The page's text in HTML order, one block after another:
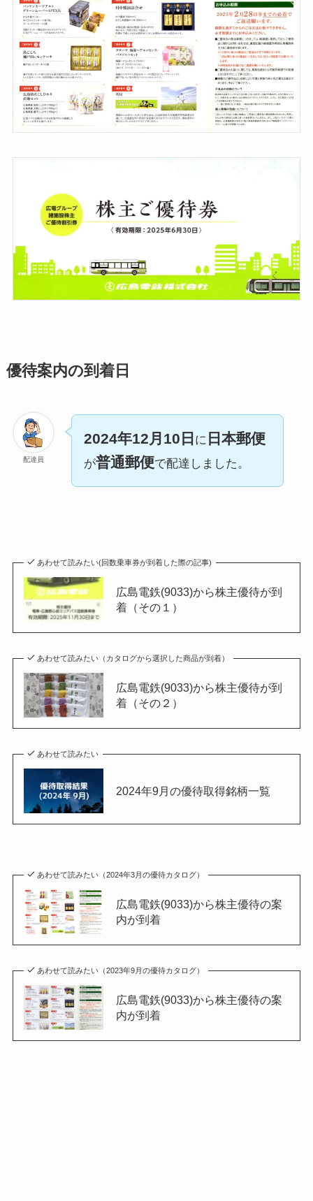
優待案内の到着日
配達員
2024年12月10日 に 日本郵便
が普通郵便で配達しました。
あわせて読みたい(回数乗車券が到着した際の記事)
広島電鉄(9033)から株主優待が到
着（その１）
あわせて読みたい（カタログから選択した商品が到着）
広島電鉄(9033)から株主優待が到
着（その２）
あわせて読みたい
2024年9月の優待取得銘柄一覧
あわせて読みたい（2024年3月の優待カタログ）
広島電鉄(9033)から株主優待の案
内が到着
あわせて読みたい（2023年9月の優待カタログ）
広島電鉄(9033)から株主優待の案
内が到着